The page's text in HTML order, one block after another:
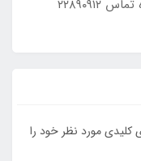
مرکز مشاوره ره‌یافتگان سلامت. شماره تماس ۲۲۸۹۰۹۱۲
مورد نظر خود را